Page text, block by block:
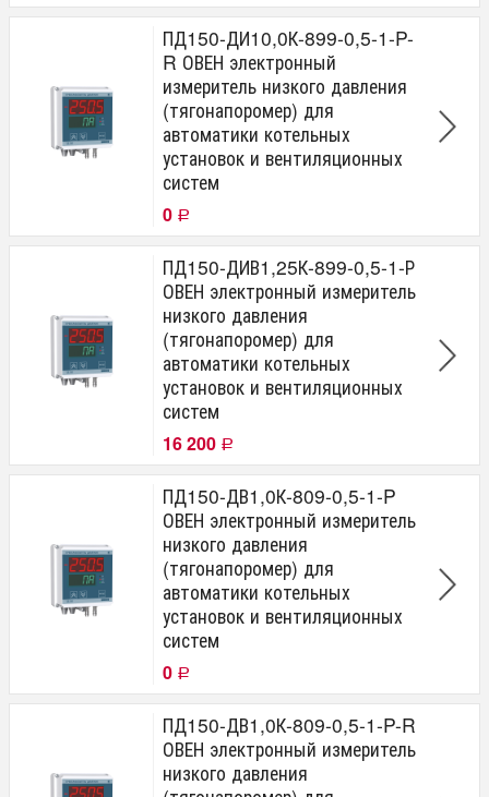
ПД150-ДИ10,0К-899-0,5-1-P-
R ОВЕН электронный
измеритель низкого давления
(тягонапоромер) для
автоматики котельных
установок и вентиляционных
систем
0 Р
ПД150-ДИВ1,25К-899-0,5-1-Р
ОВЕН электронный измеритель
низкого давления
(тягонапоромер) для
автоматики котельных
установок и вентиляционных
систем
16 200 Р
ПД150-ДВ1,0К-809-0,5-1-P
ОВЕН электронный измеритель
низкого давления
(тягонапоромер) для
автоматики котельных
установок и вентиляционных
систем
0 Р
ПД150-ДВ1,0К-809-0,5-1-P-R
ОВЕН электронный измеритель
низкого давления